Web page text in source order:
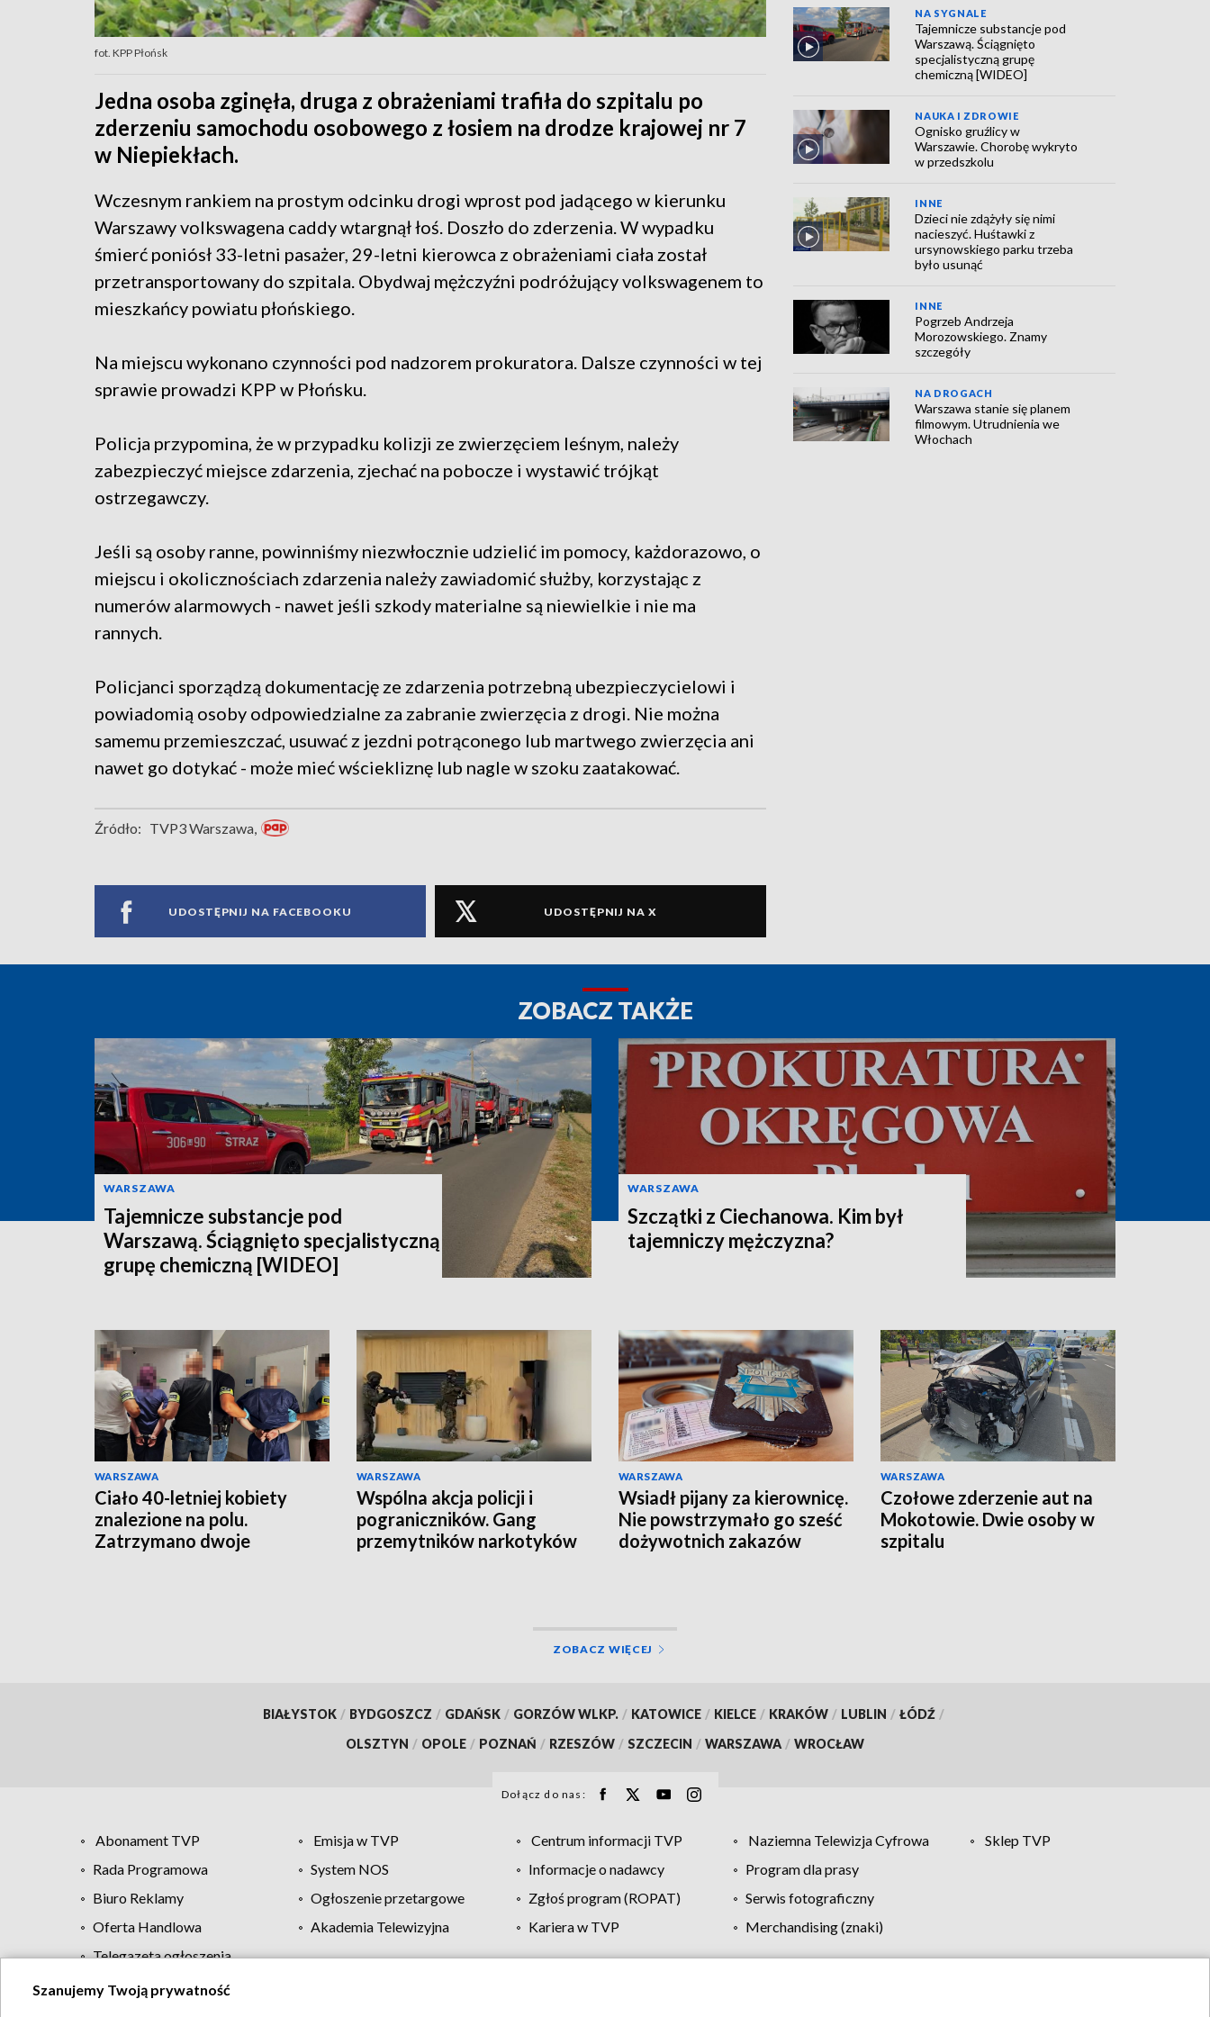
fot. KPP Płońsk
Jedna osoba zginęła, druga z obrażeniami trafiła do szpitalu po
zderzeniu samochodu osobowego z łosiem na drodze krajowej nr 7
w Niepiekłach.
Wczesnym rankiem na prostym odcinku drogi wprost pod jadącego w kierunku
Warszawy volkswagena caddy wtargnął łoś. Doszło do zderzenia. W wypadku
śmierć poniósł 33-letni pasażer, 29-letni kierowca z obrażeniami ciała został
przetransportowany do szpitala. Obydwaj mężczyźni podróżujący volkswagenem to
mieszkańcy powiatu płońskiego.
Na miejscu wykonano czynności pod nadzorem prokuratora. Dalsze czynności w tej
sprawie prowadzi KPP w Płońsku.
Policja przypomina, że w przypadku kolizji ze zwierzęciem leśnym, należy
zabezpieczyć miejsce zdarzenia, zjechać na pobocze i wystawić trójkąt
ostrzegawczy.
Jeśli są osoby ranne, powinniśmy niezwłocznie udzielić im pomocy, każdorazowo, o
miejscu i okolicznościach zdarzenia należy zawiadomić służby, korzystając z
numerów alarmowych - nawet jeśli szkody materialne są niewielkie i nie ma
rannych.
Policjanci sporządzą dokumentację ze zdarzenia potrzebną ubezpieczycielowi i
powiadomią osoby odpowiedzialne za zabranie zwierzęcia z drogi. Nie można
samemu przemieszczać, usuwać z jezdni potrąconego lub martwego zwierzęcia ani
nawet go dotykać - może mieć wściekliznę lub nagle w szoku zaatakować.
Źródło: TVP3 Warszawa,
UDOSTĘPNIJ NA FACEBOOKU UDOSTĘPNIJ NA X
NA SYGNALE
Tajemnicze substancje pod
Warszawą. Ściągnięto
specjalistyczną grupę
chemiczną [WIDEO]
NAUKA I ZDROWIE
Ognisko gruźlicy w
Warszawie. Chorobę wykryto
w przedszkolu
INNE
Dzieci nie zdążyły się nimi
nacieszyć. Huśtawki z
ursynowskiego parku trzeba
było usunąć
INNE
Pogrzeb Andrzeja
Morozowskiego. Znamy
szczegóły
NA DROGACH
Warszawa stanie się planem
filmowym. Utrudnienia we
Włochach
ZOBACZ TAKŻE
WARSZAWA
Tajemnicze substancje pod
Warszawą. Ściągnięto specjalistyczną
grupę chemiczną [WIDEO]
WARSZAWA
Szczątki z Ciechanowa. Kim był
tajemniczy mężczyzna?
WARSZAWA
Ciało 40-letniej kobiety
znalezione na polu.
Zatrzymano dwoje
WARSZAWA
Wspólna akcja policji i
pograniczników. Gang
przemytników narkotyków
WARSZAWA
Wsiadł pijany za kierownicę.
Nie powstrzymało go sześć
dożywotnich zakazów
WARSZAWA
Czołowe zderzenie aut na
Mokotowie. Dwie osoby w
szpitalu
ZOBACZ WIĘCEJ
BIAŁYSTOK / BYDGOSZCZ / GDAŃSK / GORZÓW WLKP. / KATOWICE / KIELCE / KRAKÓW / LUBLIN / ŁÓDŹ /
OLSZTYN / OPOLE / POZNAŃ / RZESZÓW / SZCZECIN / WARSZAWA / WROCŁAW
Dołącz do nas:
Abonament TVP Emisja w TVP Centrum informacji TVP Naziemna Telewizja Cyfrowa
Sklep TVP
Rada Programowa
System NOS Informacje o nadawcy
Program dla prasy
Biuro Reklamy
Ogłoszenie przetargowe Zgłoś program (ROPAT)
Serwis fotograficzny
Oferta Handlowa
Akademia Telewizyjna Kariera w TVP
Merchandising (znaki)
Telegazeta ogłoszenia
Szanujemy Twoją prywatność